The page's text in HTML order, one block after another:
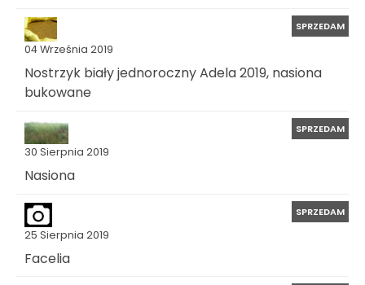
04 Września 2019
SPRZEDAM
Nostrzyk biały jednoroczny Adela 2019, nasiona
bukowane
30 Sierpnia 2019
SPRZEDAM
Nasiona
25 Sierpnia 2019
SPRZEDAM
Facelia